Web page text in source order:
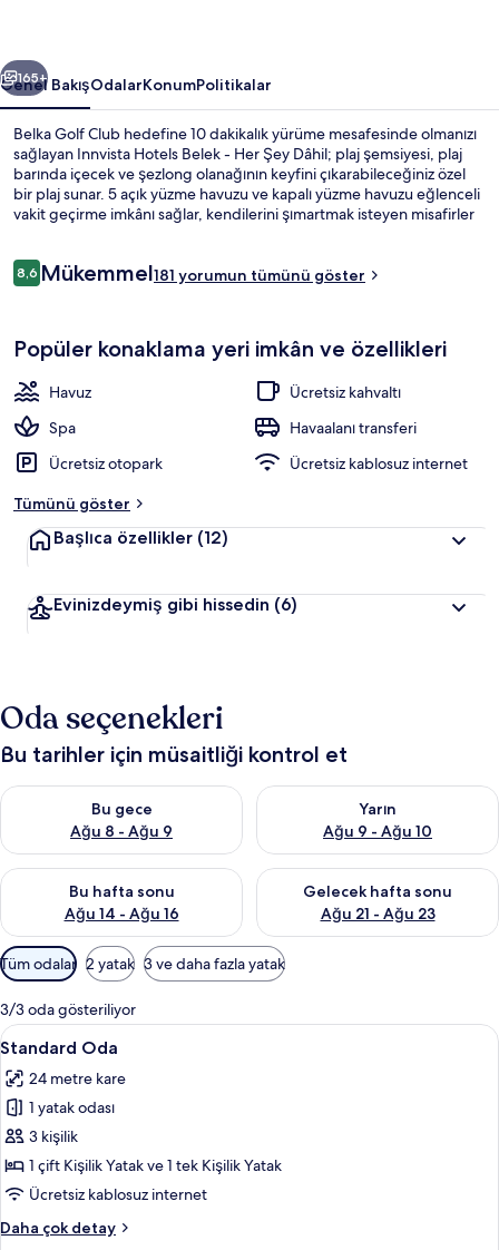
fotoğraf
galerisi
Sonraki
165+
Genel BakışOdalarKonumPolitikalar
Belka Golf Club hedefine 10 dakikalık yürüme mesafesinde olmanızı
sağlayan Innvista Hotels Belek - Her Şey Dâhil; plaj şemsiyesi, plaj
barında içecek ve şezlong olanağının keyfini çıkarabileceğiniz özel
bir plaj sunar. 5 açık yüzme havuzu ve kapalı yüzme havuzu eğlenceli
vakit geçirme imkânı sağlar, kendilerini şımartmak isteyen misafirler
yiyebileceğiniz 3 restoran ve soğuk içeceğinizin tadını
Yorumlar
8,68,6/10
Mükemmel181 yorumun tümünü göster
Popüler konaklama yeri imkân ve özellikleri
Havuz
Ücretsiz kahvaltı
Spa
Havaalanı transferi
Ücretsiz otopark
Ücretsiz kablosuz internet
Tümünü göster
Başlıca özellikler (12)
Evinizdeymiş gibi hissedin (6)
Oda seçenekleri
Bu tarihler için müsaitliği kontrol et
Bu gece
Ağu 8 - Ağu 9
Bu gece için müsaitliği kontrol et Ağu 8 - Ağu 9
Yarın
Ağu 9 - Ağu 10
Yarın için müsaitliği kontrol
Bu hafta sonu
Ağu 14 - Ağu 16
Bu hafta sonu için müsaitliği kontrol et Ağu 14 - Ağu 16
Gelecek hafta sonu
Ağu 21 - Ağu 23
Önümüzdeki hafta sonu için
Odalar
için
mevcut
filtreler
Tüm odalar 2 yatak 3 ve daha fazla yatak
3/3 oda gösteriliyor
Standard
Oda
için
tüm
fotoğrafları
görün
Standard Oda | Kaliteli yatak takımı,
5
Standard Oda
24 metre kare
1 yatak odası
3 kişilik
1 çift Kişilik Yatak ve 1 tek Kişilik Yatak
Ücretsiz kablosuz internet
Daha çok detay
Standard